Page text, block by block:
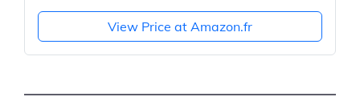
View Price at Amazon.fr